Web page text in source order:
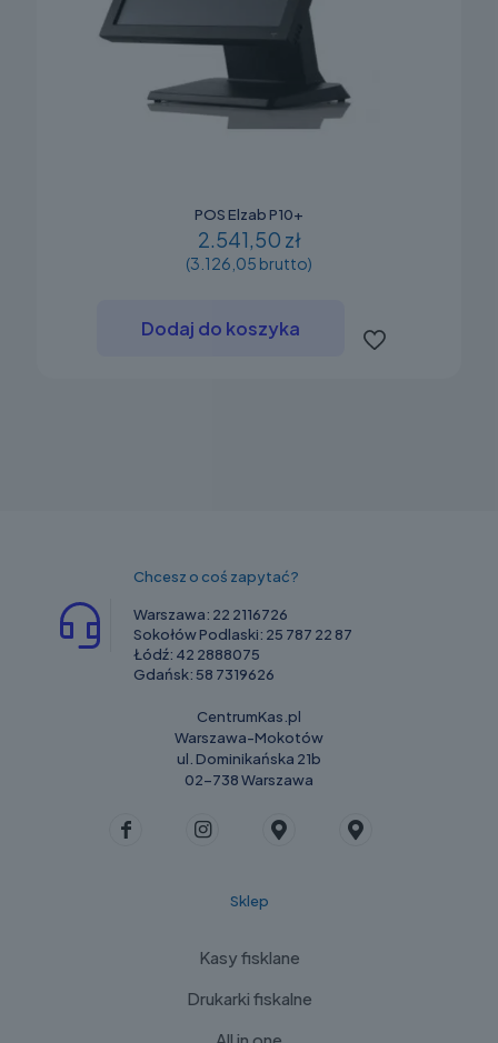
POS Elzab P10+
2.541,50 zł
(3.126,05 brutto)
Dodaj do koszyka
Chcesz o coś zapytać?
Warszawa: 22 2116726
Sokołów Podlaski: 25 787 22 87
Łódź: 42 2888075
Gdańsk: 58 7319626
CentrumKas.pl
Warszawa-Mokotów
ul. Dominikańska 21b
02-738 Warszawa
Sklep
Kasy fisklane
Drukarki fiskalne